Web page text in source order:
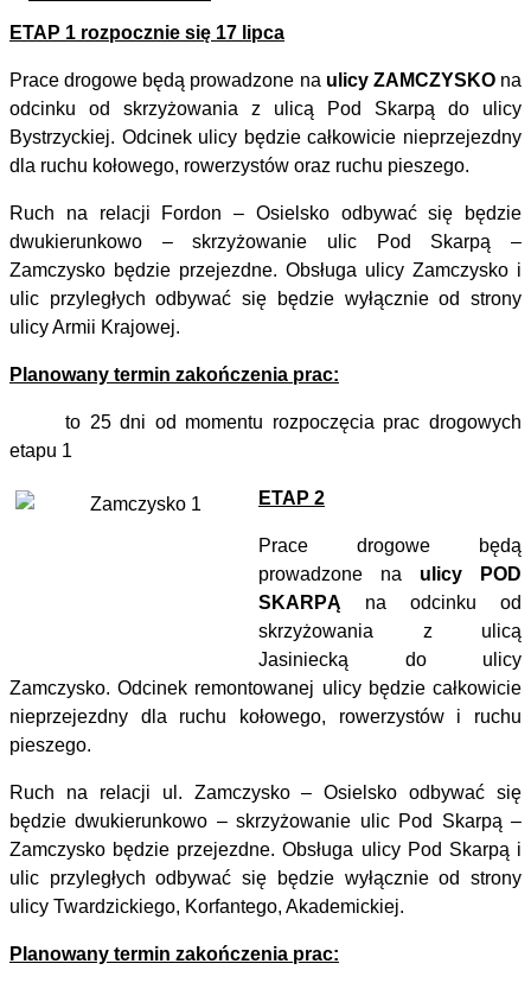
ETAP 1 rozpocznie się 17 lipca
Prace drogowe będą prowadzone na ulicy ZAMCZYSKOna
odcinku od skrzyżowania z ulicą Pod Skarpą do ulicy
Bystrzyckiej. Odcinek ulicy będzie całkowicie nieprzejezdny
dla ruchu kołowego, rowerzystów oraz ruchu pieszego.
Ruch na relacji Fordon – Osielsko odbywać się będzie
dwukierunkowo – skrzyżowanie ulic Pod Skarpą –
Zamczysko będzie przejezdne. Obsługa ulicy Zamczysko i
ulic przyległych odbywać się będzie wyłącznie od strony
ulicy Armii Krajowej.
Planowany termin zakończenia prac:
to 25 dni od momentu rozpoczęcia prac drogowych
etapu 1
ETAP 2
Prace drogowe będą
prowadzone na ulicy POD
SKARPĄ na odcinku od
skrzyżowania z ulicą
Jasiniecką do ulicy
Zamczysko. Odcinek remontowanej ulicy będzie całkowicie
nieprzejezdny dla ruchu kołowego, rowerzystów i ruchu
pieszego.
Ruch na relacji ul. Zamczysko – Osielsko odbywać się
będzie dwukierunkowo – skrzyżowanie ulic Pod Skarpą –
Zamczysko będzie przejezdne. Obsługa ulicy Pod Skarpą i
ulic przyległych odbywać się będzie wyłącznie od strony
ulicy Twardzickiego, Korfantego, Akademickiej.
Planowany termin zakończenia prac: